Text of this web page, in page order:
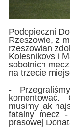
Podopieczni
Rzeszowie, z
rzeszowian
Kolesnikovs i
sobotnich
na trzecie
-
musimy jak
fatalny mecz -
prasowej